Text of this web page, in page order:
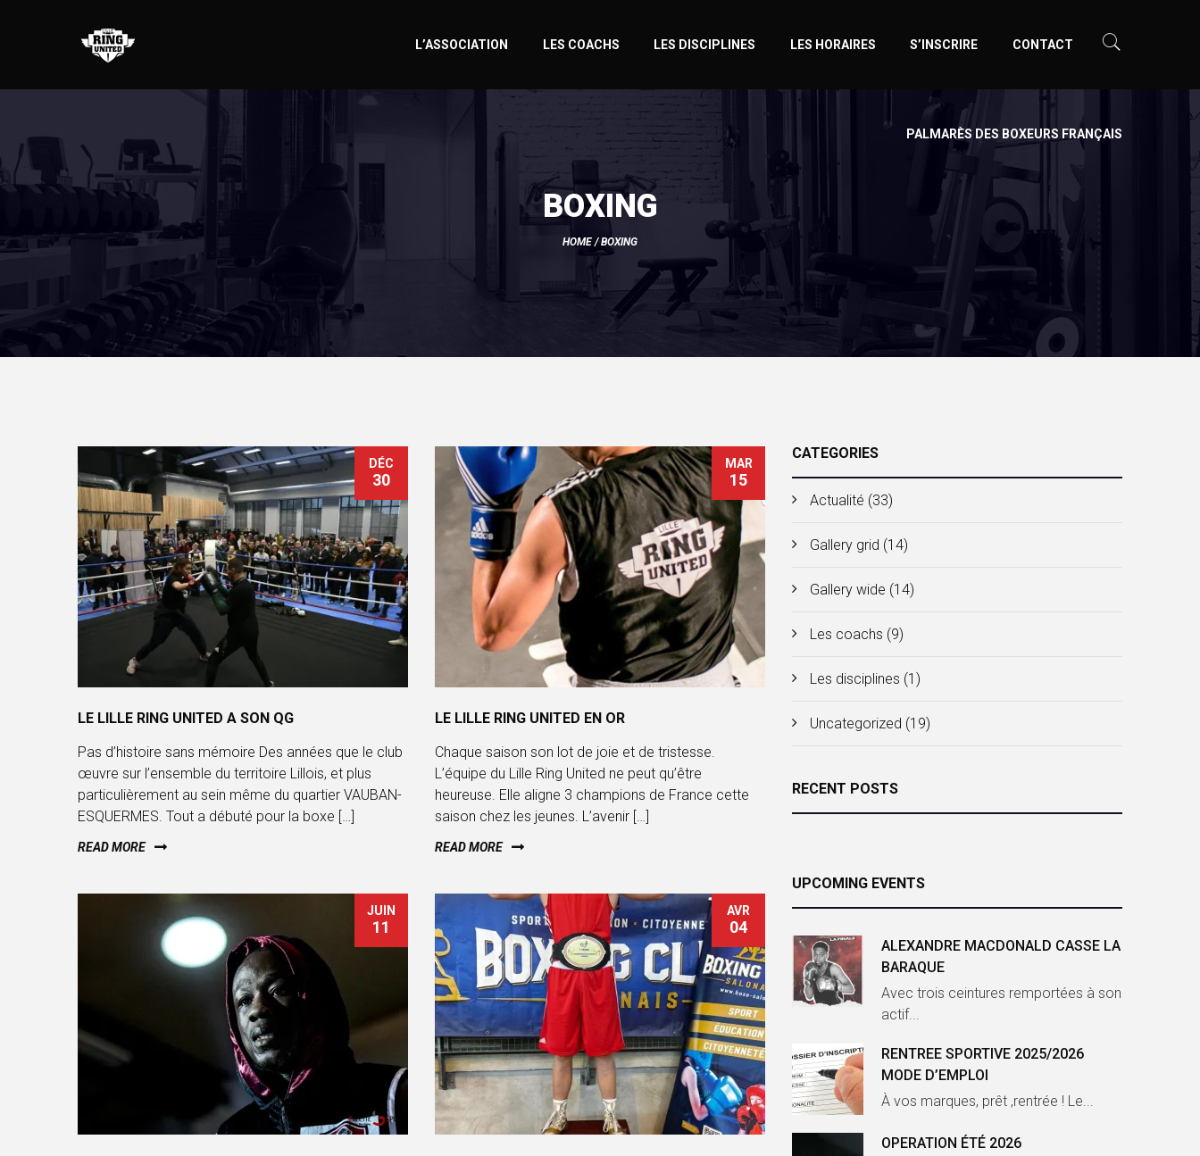
L’ASSOCIATION LES COACHS LES DISCIPLINES LES HORAIRES S’INSCRIRE CONTACT
PALMARÈS DES BOXEURS FRANÇAIS
BOXING
HOME/ BOXING
CATEGORIES
Actualité (33)
Gallery grid (14)
Gallery wide (14)
Les coachs (9)
Les disciplines (1)
Uncategorized (19)
RECENT POSTS
UPCOMING EVENTS
ALEXANDRE MACDONALD CASSE LA
BARAQUE
Avec trois ceintures remportées à son
actif...
RENTREE SPORTIVE 2025/2026
MODE D’EMPLOI
À vos marques, prêt ,rentrée ! Le...
OPERATION ÉTÉ 2026
DÉC
30
LE LILLE RING UNITED A SON QG
Pas d’histoire sans mémoire Des années que le club
œuvre sur l’ensemble du territoire Lillois, et plus
particulièrement au sein même du quartier VAUBAN-
ESQUERMES. Tout a débuté pour la boxe […]
READ MORE
MAR
15
LE LILLE RING UNITED EN OR
Chaque saison son lot de joie et de tristesse.
L’équipe du Lille Ring United ne peut qu’être
heureuse. Elle aligne 3 champions de France cette
saison chez les jeunes. L’avenir […]
READ MORE
JUIN
11
AVR
04